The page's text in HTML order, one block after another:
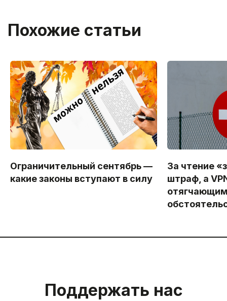
Похожие статьи
Ограничительный сентябрь —
какие законы вступают в силу
За чтение
штраф, а
Поддержать нас